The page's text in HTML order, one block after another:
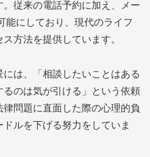
従来の電話予約に加え、メー
能にしており、現代のライフ
方法を提供しています。
は、「相談したいことはある
のは気が引ける」という依頼
問題に直面した際の心理的負
ルを下げる努力をしていま